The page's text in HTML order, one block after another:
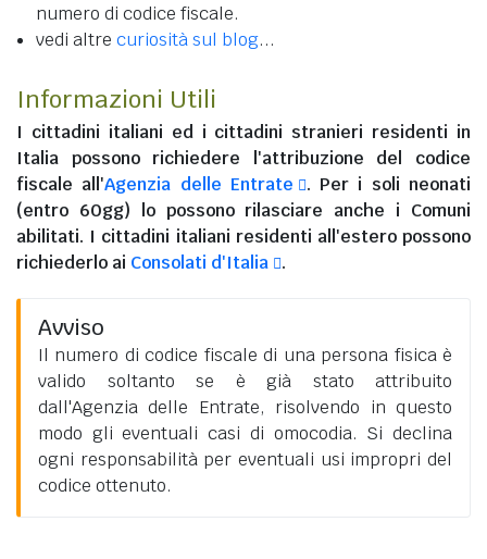
numero di codice fiscale.
vedi altre curiosità sul blog...
Informazioni Utili
I cittadini italiani ed i cittadini stranieri residenti in
Italia possono richiedere l'attribuzione del codice
fiscale all'Agenzia delle Entrate
. Per i soli neonati
(entro 60gg) lo possono rilasciare anche i Comuni
abilitati. I cittadini italiani residenti all'esteropossono
richiederlo ai Consolati d'Italia .
Avviso
Il numero di codice fiscale di una persona fisica è
valido soltanto se è già stato attribuito
dall'Agenzia delle Entrate, risolvendo in questo
modo gli eventuali casi di omocodia. Si declina
ogni responsabilità per eventuali usi impropri del
codice ottenuto.